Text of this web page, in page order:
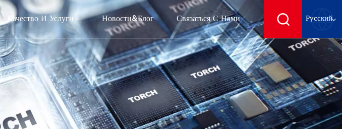
Качество И Услуги Новости&блог Связаться С Нами Русский
English
français
Deutsch